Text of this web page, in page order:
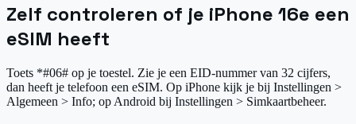
Zelf controleren of je iPhone 16e een
eSIM heeft
Toets *#06# op je toestel. Zie je een EID-nummer van 32 cijfers,
dan heeft je telefoon een eSIM. Op iPhone kijk je bij Instellingen >
Algemeen > Info; op Android bij Instellingen > Simkaartbeheer.